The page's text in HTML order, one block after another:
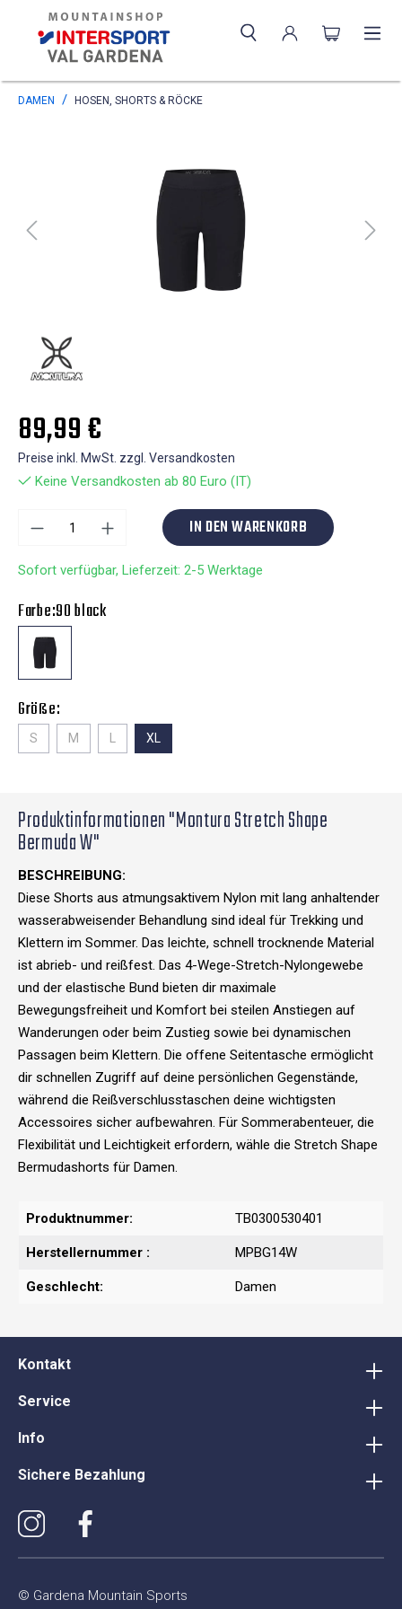
DAMEN HOSEN, SHORTS & RÖCKE
89,99 €
Preise inkl. MwSt. zzgl. Versandkosten
Keine Versandkosten ab 80 Euro (IT)
IN DEN WARENKORB
Sofort verfügbar, Lieferzeit: 2-5 Werktage
Farbe:90 black
Größe:
S M L XL
Produktinformationen "Montura Stretch Shape
Bermuda W"
BESCHREIBUNG:
Diese Shorts aus atmungsaktivem Nylon mit lang anhaltender
wasserabweisender Behandlung sind ideal für Trekking und
Klettern im Sommer. Das leichte, schnell trocknende Material
ist abrieb- und reißfest. Das 4-Wege-Stretch-Nylongewebe
und der elastische Bund bieten dir maximale
Bewegungsfreiheit und Komfort bei steilen Anstiegen auf
Wanderungen oder beim Zustieg sowie bei dynamischen
Passagen beim Klettern. Die offene Seitentasche ermöglicht
dir schnellen Zugriff auf deine persönlichen Gegenstände,
während die Reißverschlusstaschen deine wichtigsten
Accessoires sicher aufbewahren. Für Sommerabenteuer, die
Flexibilität und Leichtigkeit erfordern, wähle die Stretch Shape
Bermudashorts für Damen.
Produktnummer: TB0300530401
Herstellernummer : MPBG14W
Geschlecht: Damen
Kontakt
Service
Info
Sichere Bezahlung
© Gardena Mountain Sports